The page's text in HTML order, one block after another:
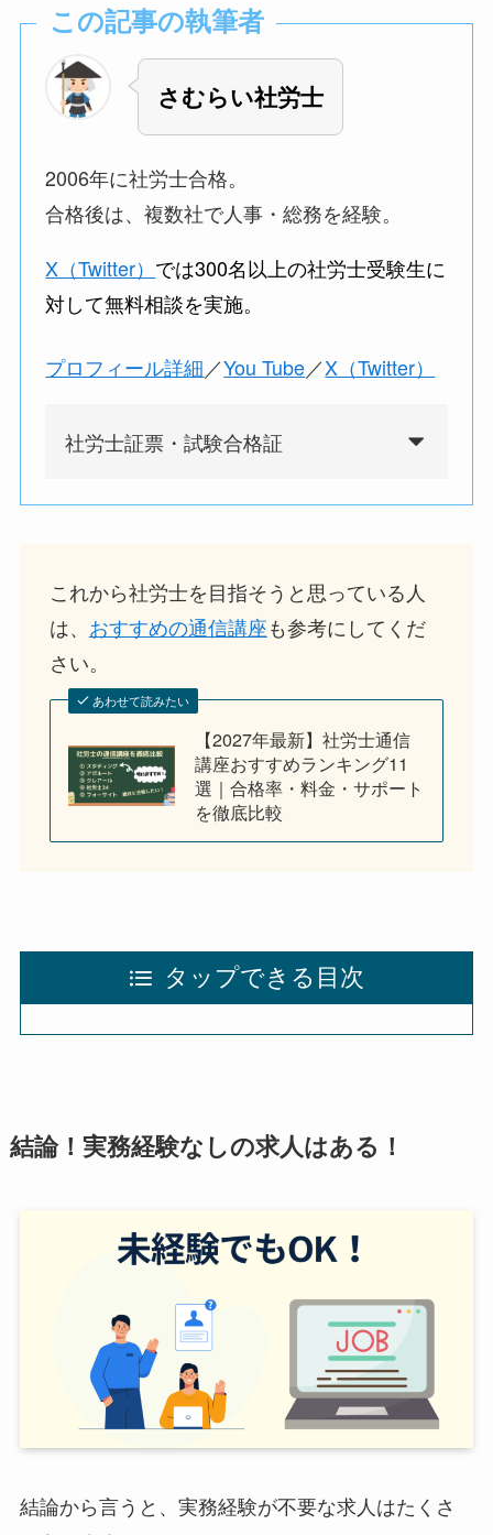
この記事の執筆者
さむらい社労士
2006年に社労士合格。
合格後は、複数社で人事・総務を経験。
X（Twitter） では300名以上の社労士受験生に
対して無料相談を実施。
プロフィール詳細／You Tube／X（Twitter）
社労士証票・試験合格証
これから社労士を目指そうと思っている人
は、 おすすめの通信講座も参考にしてくだ
さい。
あわせて読みたい
【2027年最新】社労士通信
講座おすすめランキング11
選｜合格率・料金・サポート
を徹底比較
タップできる目次
結論！実務経験なしの求人はある！
結論から言うと、実務経験が不要な求人はたくさ